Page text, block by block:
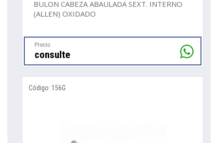
BULON CABEZA ABAULADA SEXT. INTERNO
(ALLEN) OXIDADO
Precio
consulte
Código: 156G